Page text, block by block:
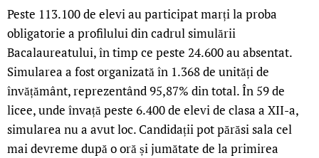
Peste 113.100 de elevi au participat marți la proba
obligatorie a profilului din cadrul simulării
Bacalaureatului, în timp ce peste 24.600 au absentat.
Simularea a fost organizată în 1.368 de unități de
învățământ, reprezentând 95,87% din total. În 59 de
licee, unde învață peste 6.400 de elevi de clasa a XII-a,
simularea nu a avut loc. Candidații pot părăsi sala cel
mai devreme după o oră și jumătate de la primirea